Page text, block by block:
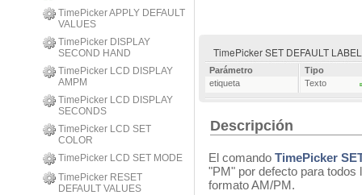
TimePicker APPLY DEFAULT
VALUES
TimePicker DISPLAY
SECOND HAND
TimePicker LCD DISPLAY
AMPM
TimePicker LCD DISPLAY
SECONDS
TimePicker LCD SET
COLOR
TimePicker LCD SET MODE
TimePicker RESET
DEFAULT VALUES
TimePicker SET DEFAULT
Parámetro
Tipo
etiqueta
Texto
Descripción
El comando TimePicker
"PM" por defecto para
formato AM/PM.